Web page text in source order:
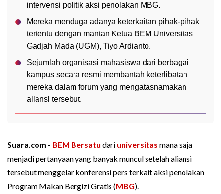
intervensi politik aksi penolakan MBG.
Mereka menduga adanya keterkaitan pihak-pihak
tertentu dengan mantan Ketua BEM Universitas
Gadjah Mada (UGM), Tiyo Ardianto.
Sejumlah organisasi mahasiswa dari berbagai
kampus secara resmi membantah keterlibatan
mereka dalam forum yang mengatasnamakan
aliansi tersebut.
Suara.com - BEM Bersatu dari universitas mana saja
menjadi pertanyaan yang banyak muncul setelah aliansi
tersebut menggelar konferensi pers terkait aksi penolakan
Program Makan Bergizi Gratis (MBG).